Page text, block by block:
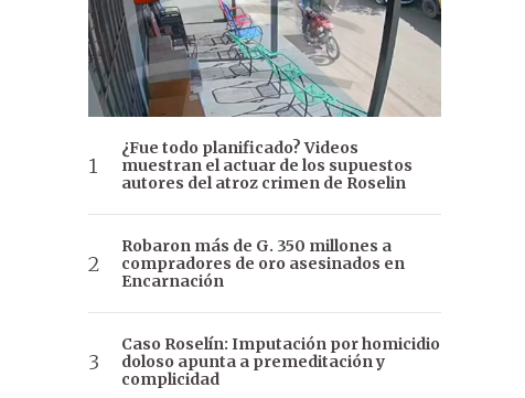
¿Fue todo planificado? Videos
muestran el actuar de los supuestos
autores del atroz crimen de Roselin
Robaron más de G. 350 millones a
compradores de oro asesinados en
Encarnación
Caso Roselín: Imputación por homicidio
doloso apunta a premeditación y
complicidad